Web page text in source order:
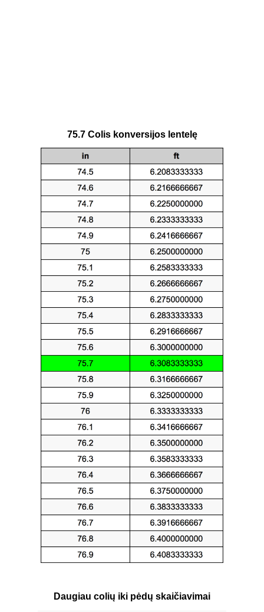
75.7 Colis konversijos lentelę
Daugiau colių iki pėdų skaičiavimai